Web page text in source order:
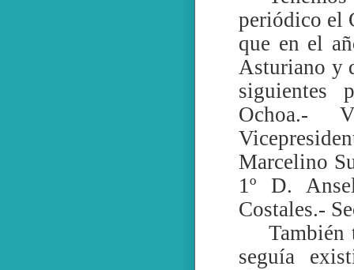
periódico el
que en el
Asturiano y
siguientes
Ochoa.-
Marcelino
1º D.
Costales.-
También
seguía